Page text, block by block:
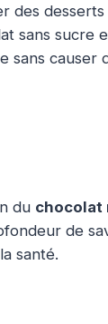
des
sans sucre
sans causer
du chocolat
de
santé.